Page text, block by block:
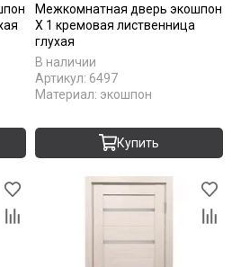
Межкомнатная дверь экошпон
Х 1 кремовая лиственница
глухая
В наличии
Артикул: 6497
Материал: экошпон
Купить